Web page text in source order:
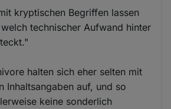
kryptischen Begriffen lassen
technischer Aufwand hinter
halten sich eher selten mit
Inhaltsangaben auf, und so
keine sonderlich